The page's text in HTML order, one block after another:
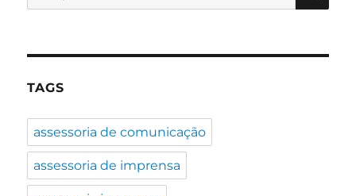
audiência
por:
TAGS
assessoria de comunicação
assessoria de imprensa